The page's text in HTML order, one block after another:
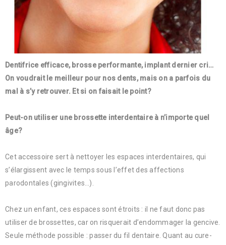
Dentifrice efficace, brosse performante, implant dernier cri…
On voudrait le meilleur pour nos dents, mais on a parfois du
mal à s’y retrouver. Et si on faisait le point?
Peut-on utiliser une brossette interdentaire à n’importe quel
âge?
Cet accessoire sert à nettoyer les espaces interdentaires, qui
s’élargissent avec le temps sous l’effet des affections
parodontales (gingivites…).
Chez un enfant, ces espaces sont étroits : il ne faut donc pas
utiliser de brossettes, car on risquerait d’endommager la gencive.
Seule méthode possible : passer du fil dentaire. Quant au cure-